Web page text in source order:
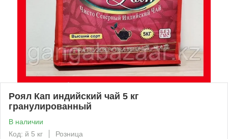
Роял Кап индийский чай 5 кг
гранулированный
В наличии
Код: й 5 кг
Розница